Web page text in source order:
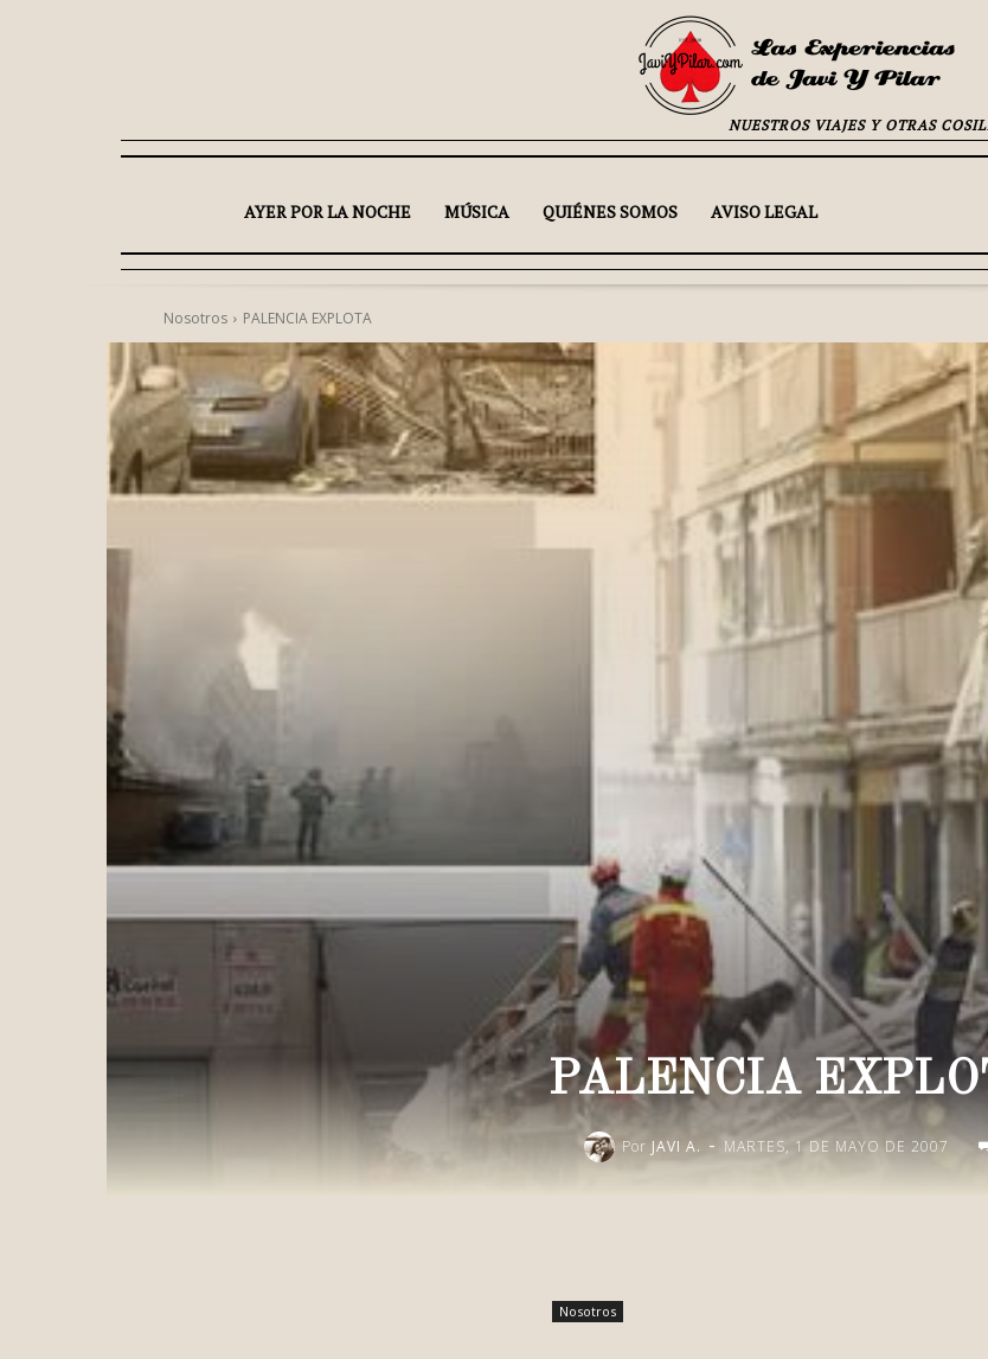
NUESTROS VIAJES Y OTRAS
AYER POR LA NOCHE MÚSICA QUIÉNES SOMOS AVISO LEGAL
Nosotros PALENCIA EXPLOTA
PALENCIA
Por JAVI A. - MARTES, 1 DE MAYO DE 2007
Nosotros